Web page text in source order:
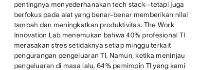
pentingnya menyederhanakan tech stack—tetapi juga
berfokus pada alat yang benar-benar memberikan nilai
tambah dan meningkatkan produktivitas. The Work
Innovation Lab menemukan bahwa 40% profesional TI
merasakan stres setidaknya setiap minggu terkait
pengurangan pengeluaran TI. Namun, ketika meninjau
pengeluaran di masa lalu, 64% pemimpin TI yang kami